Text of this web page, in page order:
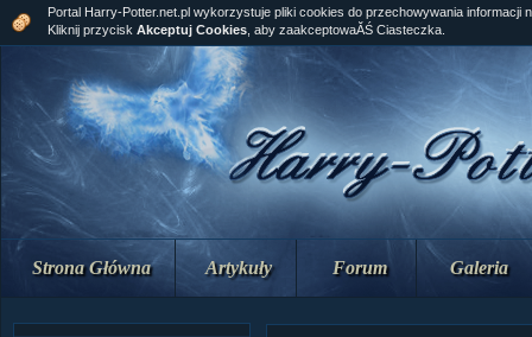
Strona Główna Artykuły Forum Galeria
Portal Harry-Potter.net.pl wykorzystuje pliki cookies do przechowywania informacji
Kliknij przycisk Akceptuj Cookies , aby zaakceptowaĂŚ Ciasteczka.